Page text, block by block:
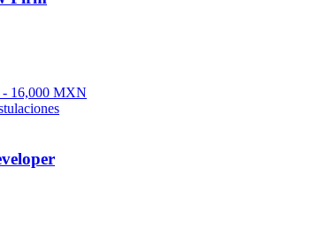
- 16,000 MXN